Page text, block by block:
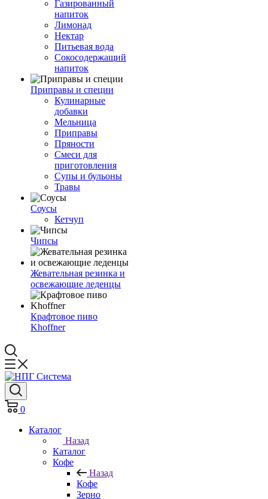
Газированный
напиток
Лимонад
Нектар
Питьевая вода
Сокосодержащий
напиток
Приправы и специи
Кулинарные
добавки
Мельница
Приправы
Пряности
Смеси для
приготовления
Супы и бульоны
Травы
Соусы
Кетчуп
Чипсы
Жевательная резинка и
освежающие леденцы
Крафтовое пиво
Khoffner
0
Каталог
Назад
Каталог
Кофе
Назад
Кофе
Зерно